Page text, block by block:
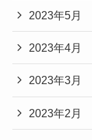
2023年5月
2023年4月
2023年3月
2023年2月